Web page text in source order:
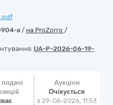
a / на ProZorro /
UA-P-2026-06-19-
подачі
Аукціон
Очікується
з29-06-2026, 11:53